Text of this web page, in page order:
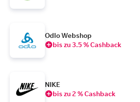
Odlo Webshop
bis zu 3.5 % Cashback
NIKE
bis zu 2 % Cashback